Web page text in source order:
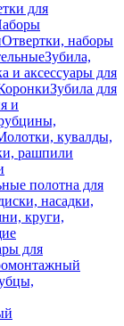
для
Отвертки, наборы
Зубила,
и аксессуары для
Зубила для
и
кувалды,
рашпили
полотна для
насадки,
круги,
для